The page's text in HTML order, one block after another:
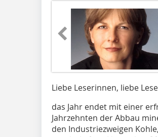
Liebe Leserinnen, liebe
das Jahr endet mit einer
Jahrzehnten der Abbau
den Industriezweigen